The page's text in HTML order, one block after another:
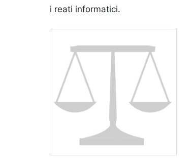
i reati informatici.